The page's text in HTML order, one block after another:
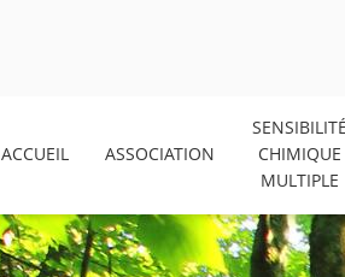
ACCUEIL ASSOCIATION
SENSIBILITÉ
CHIMIQUE
MULTIPLE